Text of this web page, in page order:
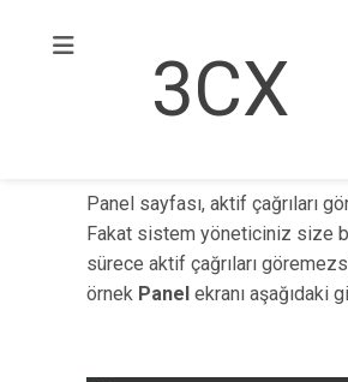
3CX
Panel sayfası, aktif çağrıları
Fakat sistem yöneticiniz size
sürece aktif çağrıları
örnek Panel ekranı aşağıdaki